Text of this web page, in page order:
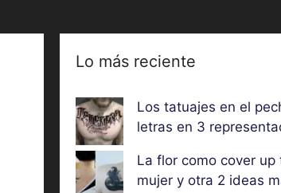
Lo más reciente
Los tatuajes en el
letras en 3
La flor como cover up
mujer y otra 2 ideas